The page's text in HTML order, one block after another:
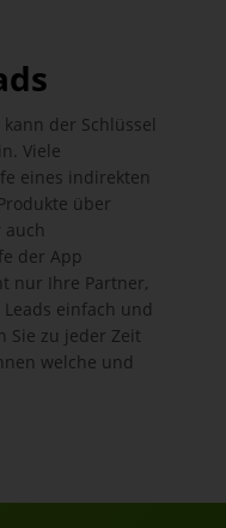
der Schlüssel
Viele
eines indirekten
über
der App
nur Ihre Partner,
einfach und
Sie zu jeder Zeit
welche und